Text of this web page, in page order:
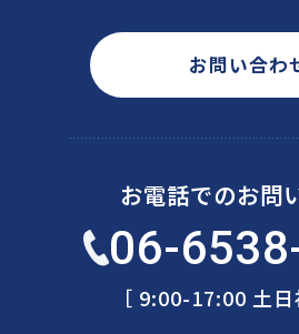
お問い合わ
お電話でのお問
06-
［ 9:00-17:00 土日